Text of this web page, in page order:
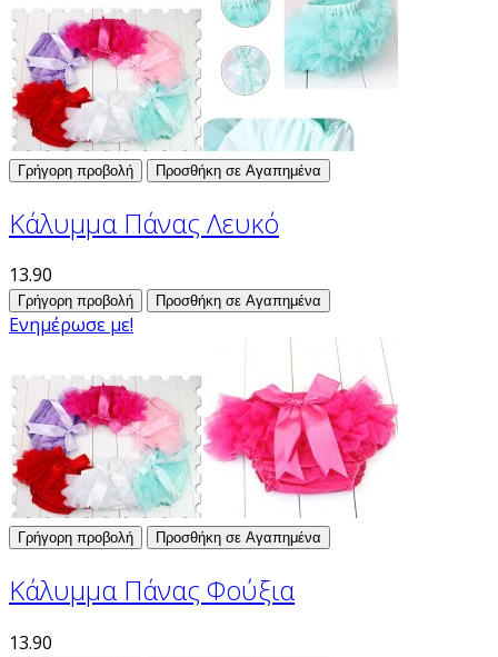
Γρήγορη προβολή Προσθήκη σε Αγαπημένα
Κάλυμμα Πάνας Λευκό
13.90
Γρήγορη προβολή Προσθήκη σε Αγαπημένα
Ενημέρωσε με!
Γρήγορη προβολή Προσθήκη σε Αγαπημένα
Κάλυμμα Πάνας Φούξια
13.90